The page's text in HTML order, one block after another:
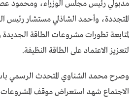
مدبولي رئيس مجلس الوزراء، ومحمود
المتجددة، وأحمد الشاذلي مستشار رئيس
لمتابعة تطورات مشروعات الطاقة
لتعزيز الاعتماد على الطاقة النظيفة.
وصرح محمد الشناوي المتحدث الرسمي
الاجتماع شهد استعراض موقف المشروعات